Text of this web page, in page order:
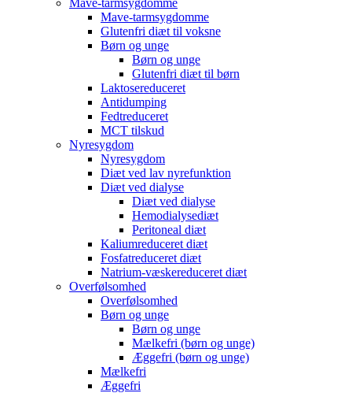
Mave-tarmsygdomme
Mave-tarmsygdomme
Glutenfri diæt til voksne
Børn og unge
Børn og unge
Glutenfri diæt til børn
Laktosereduceret
Antidumping
Fedtreduceret
MCT tilskud
Nyresygdom
Nyresygdom
Diæt ved lav nyrefunktion
Diæt ved dialyse
Diæt ved dialyse
Hemodialysediæt
Peritoneal diæt
Kaliumreduceret diæt
Fosfatreduceret diæt
Natrium-væskereduceret diæt
Overfølsomhed
Overfølsomhed
Børn og unge
Børn og unge
Mælkefri (børn og unge)
Æggefri (børn og unge)
Mælkefri
Æggefri